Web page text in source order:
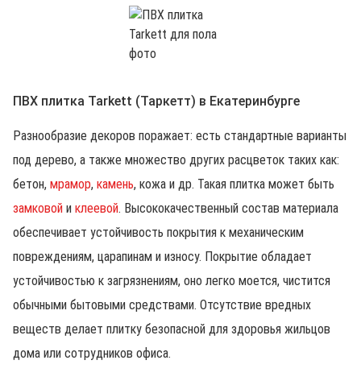
ПВХ плитка Tarkett (Таркетт) в Екатеринбурге
Разнообразие декоров поражает: есть стандартные варианты
под дерево, а также множество других расцветок таких как:
бетон, мрамор, камень, кожа и др. Такая плитка может быть
замковой и клеевой. Высококачественный состав материала
обеспечивает устойчивость покрытия к механическим
повреждениям, царапинам и износу. Покрытие обладает
устойчивостью к загрязнениям, оно легко моется, чистится
обычными бытовыми средствами. Отсутствие вредных
веществ делает плитку безопасной для здоровья жильцов
дома или сотрудников офиса.